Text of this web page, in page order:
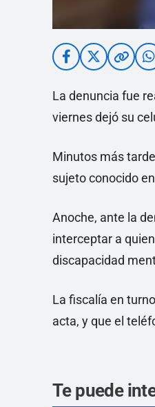
La denuncia fue
viernes dejó su
Minutos más
sujeto conocido
Anoche, ante la
interceptar a
discapacidad
La fiscalía en
acta, y que el
Te puede